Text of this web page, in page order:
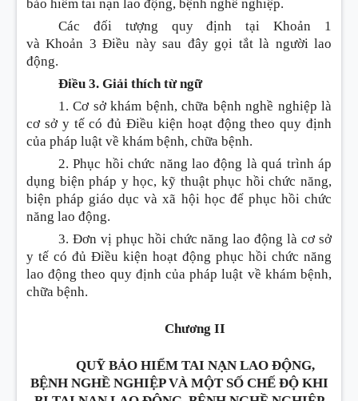
bảo hiểm tai nạn lao động, bệnh nghề nghiệp.
Các đối tượng quy định tạiKhoản 1
vàKhoản 3Điều này sau đây gọi tắt là người lao
động.
Điều 3. Giải thích từ ngữ
1. Cơ sở khám bệnh, chữa bệnh nghề nghiệp là
cơ sở y tế có đủ Điều kiện hoạt động theo quy định
của pháp luật về khám bệnh, chữa bệnh.
2. Phục hồi chức năng lao động là quá trình áp
dụng biện pháp y học, kỹ thuật phục hồi chức năng,
biện pháp giáo dục và xã hội học để phục hồi chức
năng lao động.
3. Đơn vịphục hồi chức năng lao động là cơ sở
y tế có đủ Điều kiện hoạt động phục hồi chức năng
lao động theo quy định của pháp luật về khám bệnh,
chữa bệnh.
Chương II
QUỸ BẢO HIỂM TAI NẠN LAO ĐỘNG,
BỆNH NGHỀ NGHIỆP VÀ MỘT SỐ CHẾ ĐỘ KHI